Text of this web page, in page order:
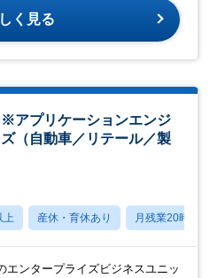
く見る
アプリケーションエンジ
（自動車／リテール／製
上 産休・育休あり 月残業20時間以
エンタープライズビジネスユニッ